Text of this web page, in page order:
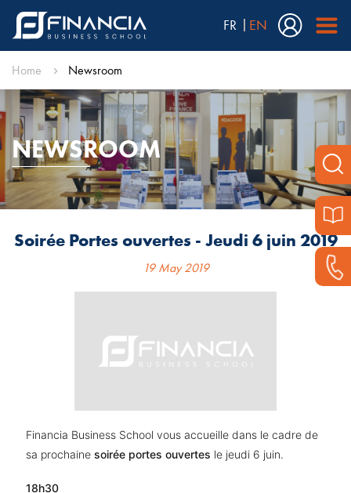
FR EN
Home Newsroom
NEWSROOM
Soirée Portes ouvertes - Jeudi 6 juin 2019
19 May 2019
Financia Business School vous accueille dans le cadre de
sa prochaine soirée portes ouvertes le jeudi 6 juin.
18h30